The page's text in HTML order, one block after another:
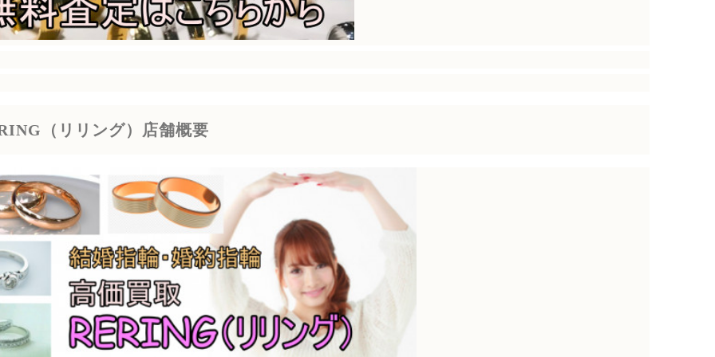
（リリング）店舗概要